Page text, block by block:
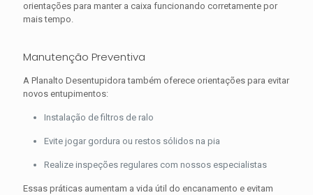
orientações para manter a caixa funcionando corretamente por
mais tempo.
Manutenção Preventiva
A Planalto Desentupidora também oferece orientações para evitar
novos entupimentos:
Instalação de filtros de ralo
Evite jogar gordura ou restos sólidos na pia
Realize inspeções regulares com nossos especialistas
Essas práticas aumentam a vida útil do encanamento e evitam